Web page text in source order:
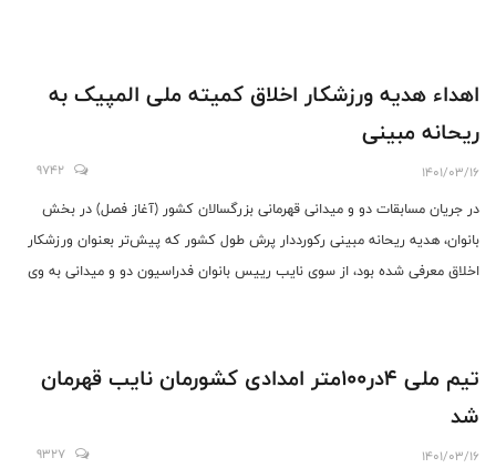
اهداء هدیه ورزشکار اخلاق کمیته ملی المپیک به
ریحانه مبینی
1401/03/16
9742
در جریان مسابقات دو و میدانی قهرمانی بزرگسالان کشور (آغاز فصل) در بخش
بانوان، هدیه ریحانه مبینی رکورددار پرش طول کشور که پیش‌تر بعنوان ورزشکار
اخلاق معرفی شده بود، از سوی نایب رییس بانوان فدراسیون دو و میدانی به وی
تیم ملی ۴در۱۰۰متر امدادی کشورمان نایب قهرمان
شد
1401/03/16
9327